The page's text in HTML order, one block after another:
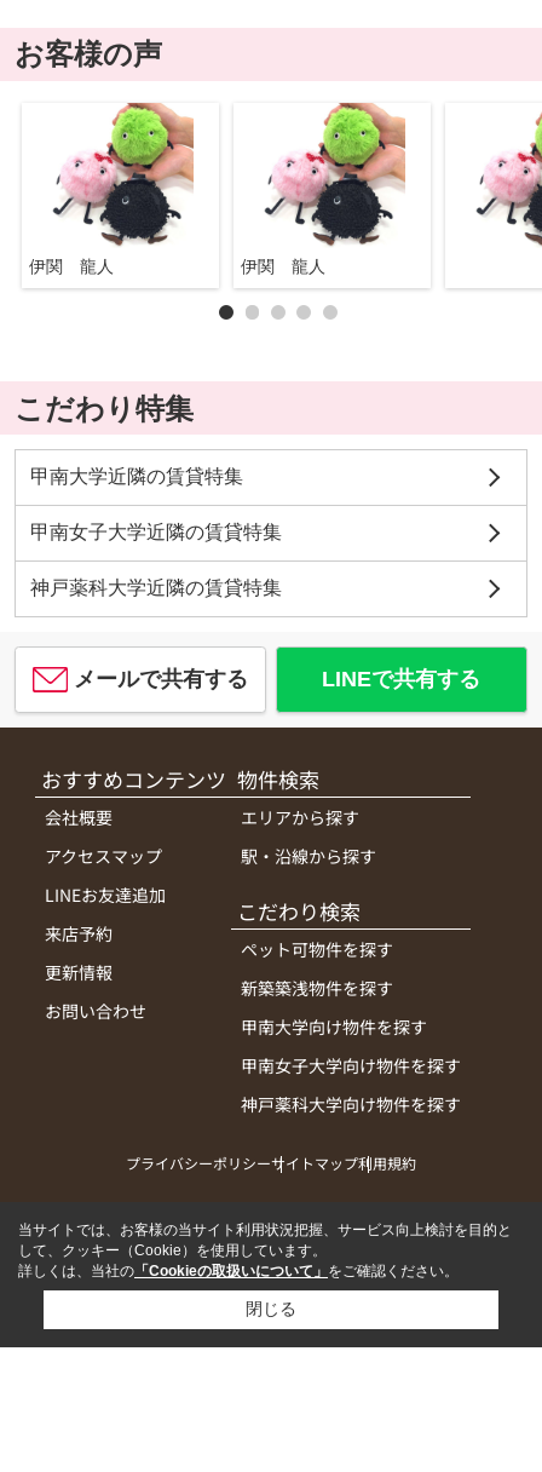
お客様の声
伊関 龍人 伊関 龍人
こだわり特集
甲南大学近隣の賃貸特集
甲南女子大学近隣の賃貸特集
神戸薬科大学近隣の賃貸特集
メールで共有する LINEで共有する
おすすめコンテンツ
会社概要
アクセスマップ
LINEお友達追加
来店予約
更新情報
お問い合わせ
物件検索
エリアから探す
駅・沿線から探す
こだわり検索
ペット可物件を探す
新築築浅物件を探す
甲南大学向け物件を探す
甲南女子大学向け物件を探す
神戸薬科大学向け物件を探す
プライバシーポリシーサイトマップ利用規約
当サイトでは、お客様の当サイト利用状況把握、サービス向上検討を目的と
して、クッキー（Cookie）を使用しています。
詳しくは、当社の 「Cookieの取扱いについて」 をご確認ください。
閉じる